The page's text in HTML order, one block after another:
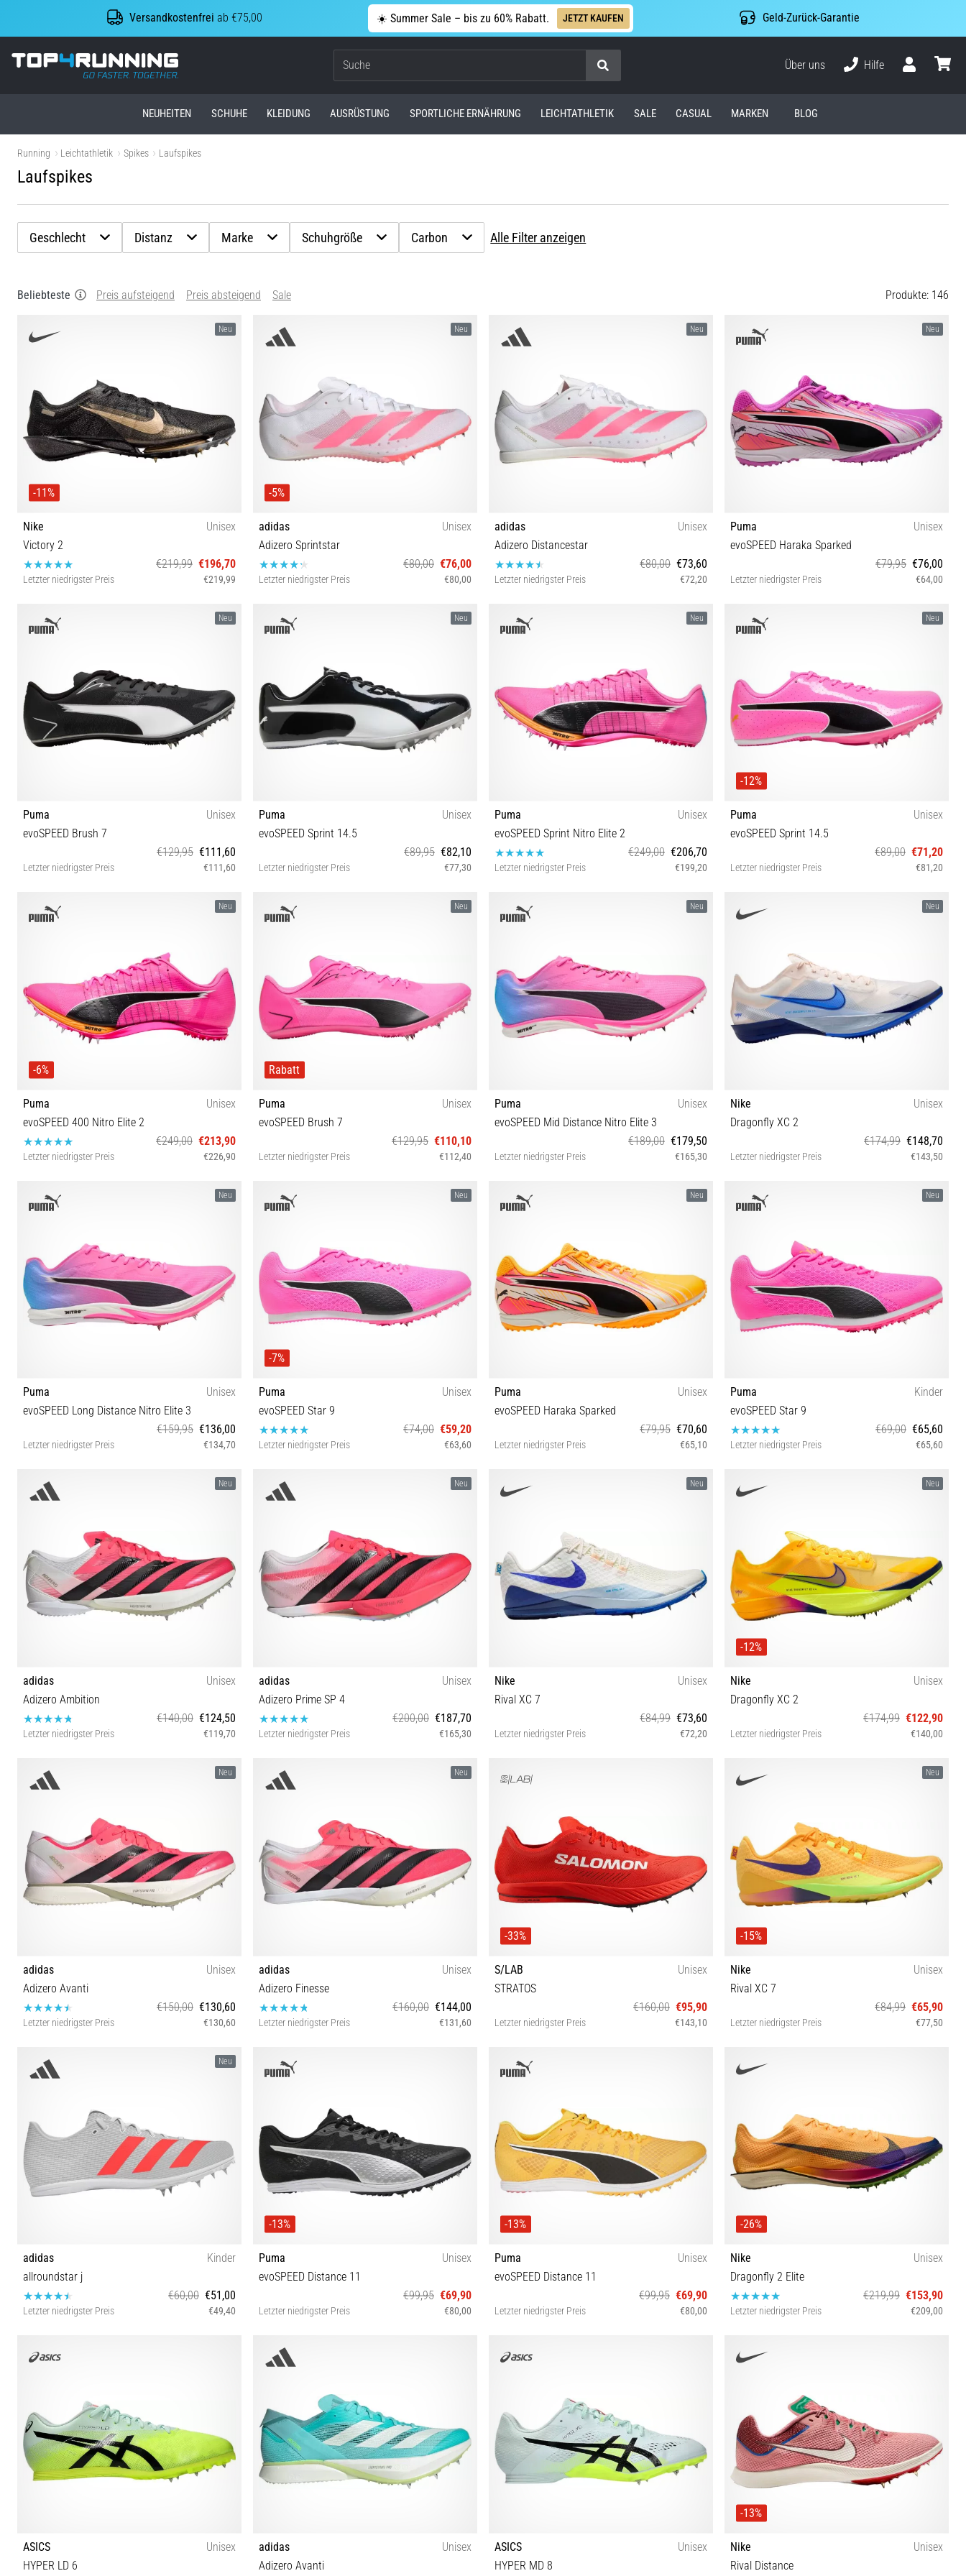
Versandkostenfrei ab €75,00 ☀️ Summer Sale – bis zu 60% Rabatt. JETZT KAUFEN Geld-Zurück-Garantie
Top4Running.at
Suche
Über uns
Hilfe
NEUHEITEN SCHUHE KLEIDUNG AUSRÜSTUNG SPORTLICHE ERNÄHRUNG LEICHTATHLETIK SALE CASUAL MARKEN BLOG
Running Leichtathletik Spikes Laufspikes
Laufspikes
Geschlecht Distanz Marke Schuhgröße Carbon Alle Filter anzeigen
Beliebteste Preis aufsteigend Preis absteigend Sale Produkte: 146
Neu
-11%
Nike
Unisex
Victory 2
€219,99 €196,70
Letzter niedrigster Preis €219,99
38½ 39 40 40½ 41 42 42½ 43 44 44½ 45 45½ 46 47½
Neu
-5%
adidas
Unisex
Adizero Sprintstar
€80,00 €76,00
Letzter niedrigster Preis €80,00
36⅔ 37⅓ 40 40⅔ 41⅓ 42 42⅔ 43⅓ 44 44⅔ 45⅓
Neu
adidas
Unisex
Adizero Distancestar
€80,00 €73,60
Letzter niedrigster Preis €72,20
36 36⅔ 37⅓ 38 38⅔ 39⅓ 40 40⅔ 41⅓ 42 42⅔
Neu
Puma
Unisex
evoSPEED Haraka Sparked
€79,95 €76,00
Letzter niedrigster Preis €64,00
Neu
Puma
Unisex
evoSPEED Brush 7
€129,95 €111,60
Letzter niedrigster Preis €111,60
38½ 40 40½ 41 42 42½ 43 44 44½ 45 46
Neu
Puma
Unisex
evoSPEED Sprint 14.5
€89,95 €82,10
Letzter niedrigster Preis €77,30
37½ 38 38½ 39 40 40½ 41 42 42½ 43 44 44½ 45 46
Neu
Puma
Unisex
evoSPEED Sprint Nitro Elite 2
€249,00 €206,70
Letzter niedrigster Preis €199,20
Neu
-12%
Puma
Unisex
evoSPEED Sprint 14.5
€89,00 €71,20
Letzter niedrigster Preis €81,20
Neu
-6%
Puma
Unisex
evoSPEED 400 Nitro Elite 2
€249,00 €213,90
Letzter niedrigster Preis €226,90
Neu
Rabatt
Puma
Unisex
evoSPEED Brush 7
€129,95 €110,10
Letzter niedrigster Preis €112,40
Neu
Puma
Unisex
evoSPEED Mid Distance Nitro Elite 3
€189,00 €179,50
Letzter niedrigster Preis €165,30
Neu
Nike
Unisex
Dragonfly XC 2
€174,99 €148,70
Letzter niedrigster Preis €143,50
38½ 39 40 40½ 41 42 42½ 43 44 45 45½ 46 47½
Neu
Puma
Unisex
evoSPEED Long Distance Nitro Elite 3
€159,95 €136,00
Letzter niedrigster Preis €134,70
Neu
-7%
Puma
Unisex
evoSPEED Star 9
€74,00 €59,20
Letzter niedrigster Preis €63,60
40 40½ 41 42 42½ 43 44 44½ 45 46 46½ 47
Neu
Puma
Unisex
evoSPEED Haraka Sparked
€79,95 €70,60
Letzter niedrigster Preis €65,10
Neu
Puma
Kinder
evoSPEED Star 9
€69,00 €65,60
Letzter niedrigster Preis €65,60
Neu
adidas
Unisex
Adizero Ambition
€140,00 €124,50
Letzter niedrigster Preis €119,70
36⅔ 38⅔ 39⅓ 40 40⅔ 41⅓ 42 42⅔ 43⅓ 44 44⅔
Neu
adidas
Unisex
Adizero Prime SP 4
€200,00 €187,70
Letzter niedrigster Preis €165,30
36⅔ 37⅓ 38⅔ 39⅓ 40 40⅔ 41⅓ 42 42⅔ 43⅓ 44
Neu
Nike
Unisex
Rival XC 7
€84,99 €73,60
Letzter niedrigster Preis €72,20
Neu
-12%
Nike
Unisex
Dragonfly XC 2
€174,99 €122,90
Letzter niedrigster Preis €140,00
38½ 39 40 40½ 41 42 42½ 43 44 44½ 45 46 47 47½
Neu
adidas
Unisex
Adizero Avanti
€150,00 €130,60
Letzter niedrigster Preis €130,60
36⅔ 37⅓ 38⅔ 39⅓ 40 40⅔ 41⅓ 42 42⅔ 43⅓ 44
Neu
adidas
Unisex
Adizero Finesse
€160,00 €144,00
Letzter niedrigster Preis €131,60
40 41⅓ 42 42⅔ 43⅓ 44 44⅔ 45⅓ 46⅔
-33%
S/LAB
Unisex
STRATOS
€160,00 €95,90
Letzter niedrigster Preis €143,10
40 41⅓ 42 42⅔ 43⅓ 44 44⅔ 45⅓
Neu
-15%
Nike
Unisex
Rival XC 7
€84,99 €65,90
Letzter niedrigster Preis €77,50
Neu
adidas
Kinder
allroundstar j
€60,00 €51,00
Letzter niedrigster Preis €49,40
-13%
Puma
Unisex
evoSPEED Distance 11
€99,95 €69,90
Letzter niedrigster Preis €80,00
36 37 37½ 38 38½ 39 40 40½ 42 42½ 43 44 44½ 45
-13%
Puma
Unisex
evoSPEED Distance 11
€99,95 €69,90
Letzter niedrigster Preis €80,00
-26%
Nike
Unisex
Dragonfly 2 Elite
€219,99 €153,90
Letzter niedrigster Preis €209,00
ASICS
Unisex
HYPER LD 6
adidas
Unisex
Adizero Avanti
ASICS
Unisex
HYPER MD 8
-13%
Nike
Unisex
Rival Distance